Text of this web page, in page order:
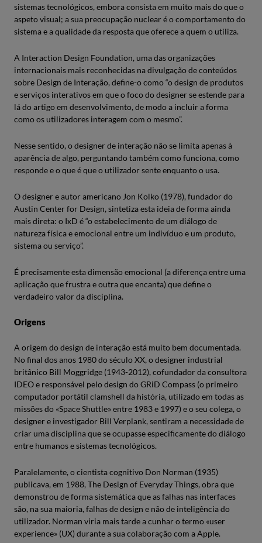
sistemas tecnológicos, embora consista em muito mais do que o
aspeto visual; a sua preocupação nuclear é o comportamento do
sistema e a qualidade da resposta que oferece a quem o utiliza.
A Interaction Design Foundation, uma das organizações
internacionais mais reconhecidas na divulgação de conteúdos
sobre Design de Interação, define-o como “o design de produtos
e serviços interativos em que o foco do designer se estende para
lá do artigo em desenvolvimento, de modo a incluir a forma
como os utilizadores interagem com o mesmo”.
Nesse sentido, o designer de interação não se limita apenas à
aparência de algo, perguntando também como funciona, como
responde e o que é que o utilizador sente enquanto o usa.
O designer e autor americano Jon Kolko (1978), fundador do
Austin Center for Design, sintetiza esta ideia de forma ainda
mais direta: o IxD é “o estabelecimento de um diálogo de
natureza física e emocional entre um indivíduo e um produto,
sistema ou serviço”.
É precisamente esta dimensão emocional (a diferença entre uma
aplicação que frustra e outra que encanta) que define o
verdadeiro valor da disciplina.
Origens
A origem do design de interação está muito bem documentada.
No final dos anos 1980 do século XX, o designer industrial
britânico Bill Moggridge (1943-2012), cofundador da consultora
IDEO e responsável pelo design do GRiD Compass (o primeiro
computador portátil clamshell da história, utilizado em todas as
missões do «Space Shuttle» entre 1983 e 1997) e o seu colega, o
designer e investigador Bill Verplank, sentiram a necessidade de
criar uma disciplina que se ocupasse especificamente do diálogo
entre humanos e sistemas tecnológicos.
Paralelamente, o cientista cognitivo Don Norman (1935)
publicava, em 1988, The Design of Everyday Things, obra que
demonstrou de forma sistemática que as falhas nas interfaces
são, na sua maioria, falhas de design e não de inteligência do
utilizador. Norman viria mais tarde a cunhar o termo «user
experience» (UX) durante a sua colaboração com a Apple.